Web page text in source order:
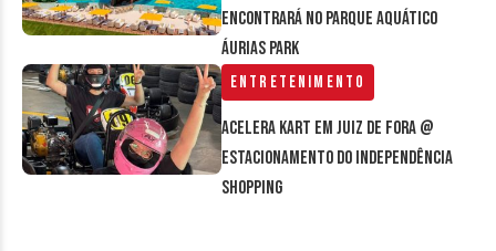
encontrará no parque aquático
Áurias Park
Entretenimento
Acelera Kart em Juiz de Fora @
estacionamento do Independência
Shopping